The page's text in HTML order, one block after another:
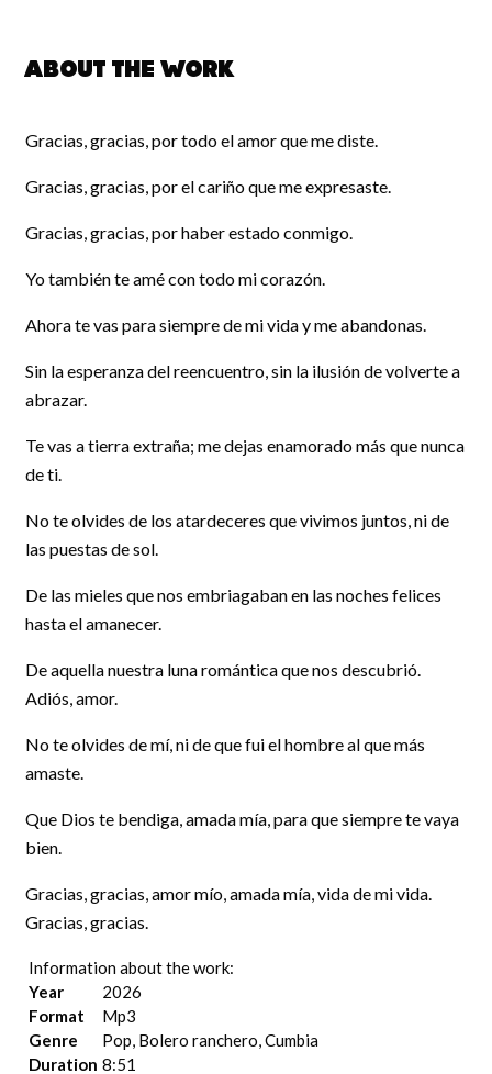
About the work
Gracias, gracias, por todo el amor que me diste.
Gracias, gracias, por el cariño que me expresaste.
Gracias, gracias, por haber estado conmigo.
Yo también te amé con todo mi corazón.
Ahora te vas para siempre de mi vida y me abandonas.
Sin la esperanza del reencuentro, sin la ilusión de volverte a
abrazar.
Te vas a tierra extraña; me dejas enamorado más que nunca
de ti.
No te olvides de los atardeceres que vivimos juntos, ni de
las puestas de sol.
De las mieles que nos embriagaban en las noches felices
hasta el amanecer.
De aquella nuestra luna romántica que nos descubrió.
Adiós, amor.
No te olvides de mí, ni de que fui el hombre al que más
amaste.
Que Dios te bendiga, amada mía, para que siempre te vaya
bien.
Gracias, gracias, amor mío, amada mía, vida de mi vida.
Gracias, gracias.
Information about the work:
Year
2026
Format
Mp3
Genre
Pop, Bolero ranchero, Cumbia
Duration 8:51